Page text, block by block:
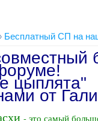
Бесплатный СП на
цыплята"
от
- это самый